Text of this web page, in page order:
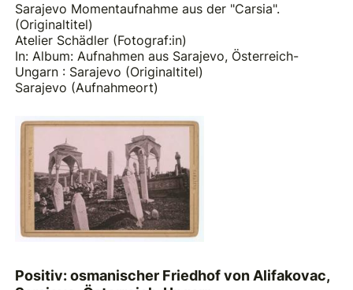
Sarajevo Momentaufnahme aus der "Carsia".
(Originaltitel)
Atelier Schädler (Fotograf:in)
In: Album: Aufnahmen aus Sarajevo, Österreich-
Ungarn : Sarajevo (Originaltitel)
Sarajevo (Aufnahmeort)
Positiv: osmanischer Friedhof von Alifakovac,